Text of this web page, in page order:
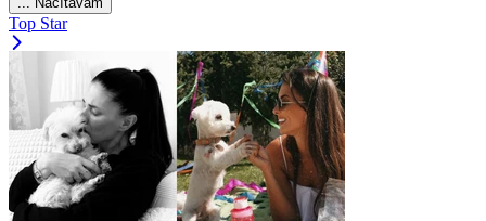
Top Star